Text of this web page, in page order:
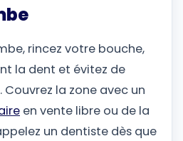
rincez votre bouche,
la dent et évitez de
la zone avec un
en vente libre ou de la
un dentiste dès que